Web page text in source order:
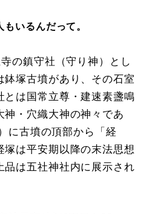
いるんだって。
の鎮守社（守り神）とし
鉢塚古墳があり、その石室
とは国常立尊・建速素盞鳴
神・穴織大神の神々であ
に古墳の頂部から「経
塚は平安期以降の末法思想
品は五社神社内に展示され